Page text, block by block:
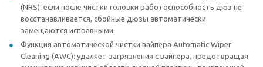
(NRS): если после чистки головки работоспособность дюз не
восстанавливается, сбойные дюзы автоматически
замещаются исправными.
Функция автоматической чистки вайпера Automatic Wiper
Cleaning (AWC): удаляет загрязнения с вайпера, предотвращая